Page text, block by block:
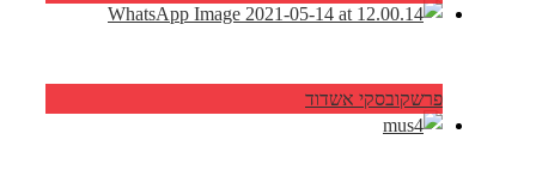
פרשקובסקי אשדוד